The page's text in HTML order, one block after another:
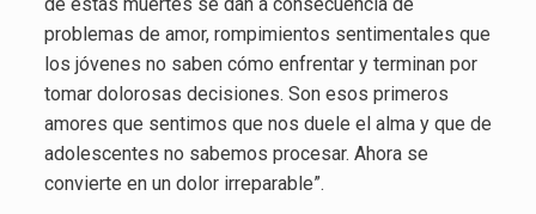
problemas de amor, rompimientos sentimentales que
los jóvenes no saben cómo enfrentar y terminan por
tomar dolorosas decisiones. Son esos primeros
amores que sentimos que nos duele el alma y que de
adolescentes no sabemos procesar. Ahora se
convierte en un dolor irreparable”.